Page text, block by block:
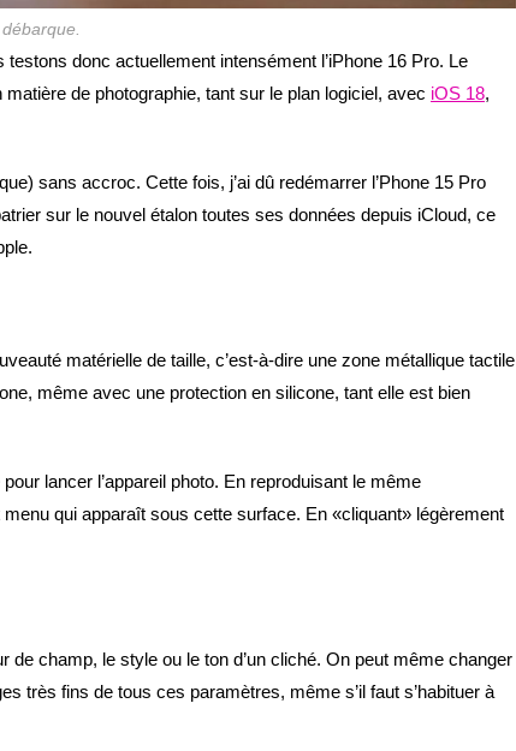
donc actuellement intensément l’iPhone 16 Pro. Le
de photographie, tant sur le plan logiciel, avec iOS 18,
sans accroc. Cette fois, j’ai dû redémarrer l’Phone 15 Pro
sur le nouvel étalon toutes ses données depuis iCloud, ce
matérielle de taille, c’est-à-dire une zone métallique tactile
même avec une protection en silicone, tant elle est bien
lancer l’appareil photo. En reproduisant le même
qui apparaît sous cette surface. En «cliquant» légèrement
de champ, le style ou le ton d’un cliché. On peut même changer
très fins de tous ces paramètres, même s’il faut s’habituer à